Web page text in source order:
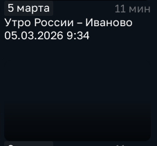
5 марта
11 мин
Утро России – Иваново
05.03.2026 9:34